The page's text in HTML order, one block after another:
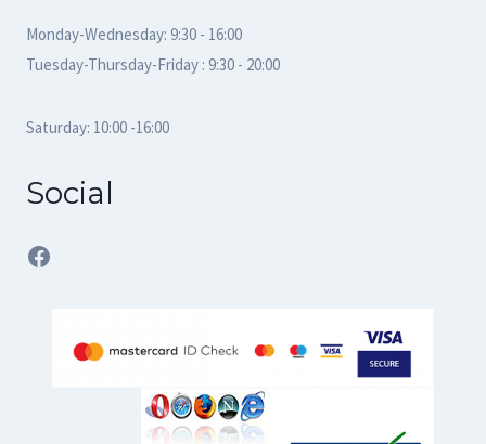
Monday-Wednesday: 9:30 - 16:00
Tuesday-Thursday-Friday : 9:30 - 20:00
Saturday: 10:00 -16:00
Social
Facebook